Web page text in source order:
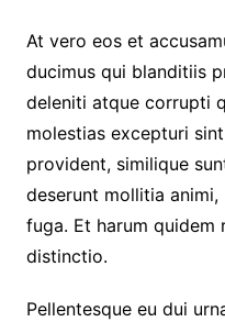
At vero eos et
ducimus qui blanditiis
deleniti atque corrupti
molestias excepturi
provident, similique
deserunt mollitia
fuga. Et harum
distinctio.
Pellentesque eu dui